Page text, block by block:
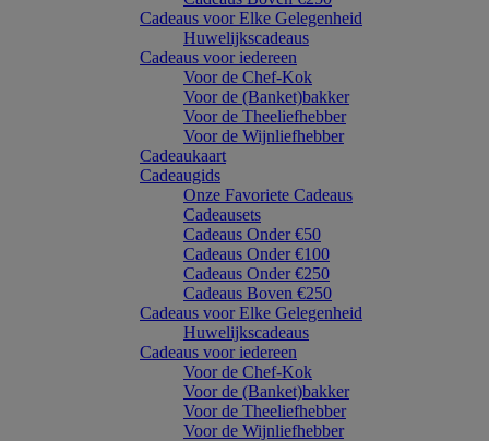
Cadeaus voor Elke Gelegenheid
Huwelijkscadeaus
Cadeaus voor iedereen
Voor de Chef-Kok
Voor de (Banket)bakker
Voor de Theeliefhebber
Voor de Wijnliefhebber
Cadeaukaart
Cadeaugids
Onze Favoriete Cadeaus
Cadeausets
Cadeaus Onder €50
Cadeaus Onder €100
Cadeaus Onder €250
Cadeaus Boven €250
Cadeaus voor Elke Gelegenheid
Huwelijkscadeaus
Cadeaus voor iedereen
Voor de Chef-Kok
Voor de (Banket)bakker
Voor de Theeliefhebber
Voor de Wijnliefhebber